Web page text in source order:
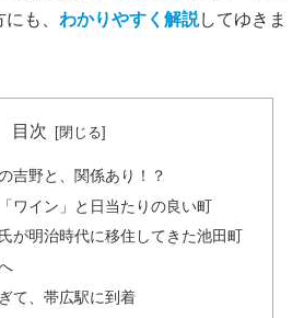
も、 わかりやすく解説してゆきま
目次
吉野と、関係あり！？
ワイン」と日当たりの良い町
が明治時代に移住してきた池田町
て、帯広駅に到着